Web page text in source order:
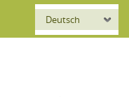
Deutsch